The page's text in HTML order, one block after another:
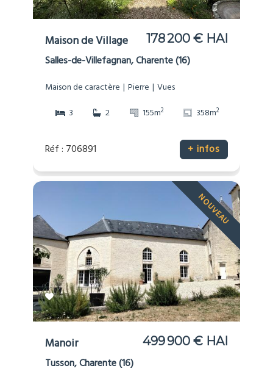
Maison de Village 178 200 € HAI
Salles-de-Villefagnan, Charente (16)
Maison de caractère Pierre
Vues
3
2 155m2 358m2
Réf : 706891 + infos
NOUVEAU
Manoir 499 900 € HAI
Tusson, Charente (16)